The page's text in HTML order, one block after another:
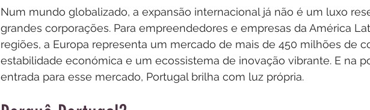
Num mundo globalizado, a expansão internacional já não é um luxo
grandes corporações. Para empreendedores e empresas da América
regiões, a Europa representa um mercado de mais de 450 milhões de
estabilidade económica e um ecossistema de inovação vibrante. E na
entrada para esse mercado, Portugal brilha com luz própria.